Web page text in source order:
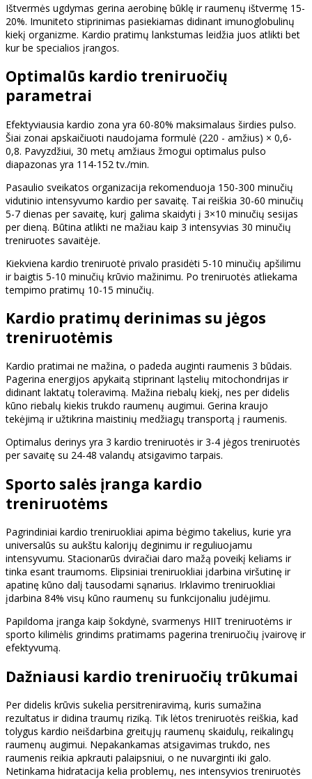
Ištvermės ugdymas gerina aerobinę būklę ir raumenų ištvermę 15-
20%. Imuniteto stiprinimas pasiekiamas didinant imunoglobulinų
kiekį organizme. Kardio pratimų lankstumas leidžia juos atlikti bet
kur be specialios įrangos.
Optimalūs kardio treniruočių
parametrai
Efektyviausia kardio zona yra 60-80% maksimalaus širdies pulso.
Šiai zonai apskaičiuoti naudojama formulė (220 - amžius) × 0,6-
0,8. Pavyzdžiui, 30 metų amžiaus žmogui optimalus pulso
diapazonas yra 114-152 tv./min.
Pasaulio sveikatos organizacija rekomenduoja 150-300 minučių
vidutinio intensyvumo kardio per savaitę. Tai reiškia 30-60 minučių
5-7 dienas per savaitę, kurį galima skaidyti į 3×10 minučių sesijas
per dieną. Būtina atlikti ne mažiau kaip 3 intensyvias 30 minučių
treniruotes savaitėje.
Kiekviena kardio treniruotė privalo prasidėti 5-10 minučių apšilimu
ir baigtis 5-10 minučių krūvio mažinimu. Po treniruotės atliekama
tempimo pratimų 10-15 minučių.
Kardio pratimų derinimas su jėgos
treniruotėmis
Kardio pratimai ne mažina, o padeda auginti raumenis 3 būdais.
Pagerina energijos apykaitą stiprinant ląstelių mitochondrijas ir
didinant laktatų toleravimą. Mažina riebalų kiekį, nes per didelis
kūno riebalų kiekis trukdo raumenų augimui. Gerina kraujo
tekėjimą ir užtikrina maistinių medžiagų transportą į raumenis.
Optimalus derinys yra 3 kardio treniruotės ir 3-4 jėgos treniruotės
per savaitę su 24-48 valandų atsigavimo tarpais.
Sporto salės įranga kardio
treniruotėms
Pagrindiniai kardio treniruokliai apima bėgimo takelius, kurie yra
universalūs su aukštu kalorijų deginimu ir reguliuojamu
intensyvumu. Stacionarūs dviračiai daro mažą poveikį keliams ir
tinka esant traumoms. Elipsiniai treniruokliai įdarbina viršutinę ir
apatinę kūno dalį tausodami sąnarius. Irklavimo treniruokliai
įdarbina 84% visų kūno raumenų su funkcijonaliu judėjimu.
Papildoma įranga kaip šokdynė, svarmenys HIIT treniruotėms ir
sporto kilimėlis grindims pratimams pagerina treniruočių įvairovę ir
efektyvumą.
Dažniausi kardio treniruočių trūkumai
Per didelis krūvis sukelia persitreniravimą, kuris sumažina
rezultatus ir didina traumų riziką. Tik lėtos treniruotės reiškia, kad
tolygus kardio neišdarbina greitųjų raumenų skaidulų, reikalingų
raumenų augimui. Nepakankamas atsigavimas trukdo, nes
raumenis reikia apkrauti palaipsniui, o ne nuvarginti iki galo.
Netinkama hidratacija kelia problemų, nes intensyvios treniruotės